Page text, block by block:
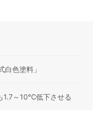
色塗料」
1.7～10℃低下させる